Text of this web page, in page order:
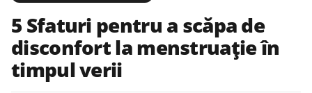
5 Sfaturi pentru a scăpa de
disconfort la menstruație în
timpul verii